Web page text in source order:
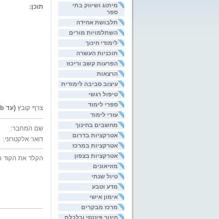
מיתוג ושיווק בתי
ספר
תלבושת אחידה
השתלמויות מורים
לימודי חינוך
תוכניות העשרה
הפרעות קשב וריכוז
הרצאות
עיצוב סביבה לימודית
טיפול רגשי
ספרי לימוד
עזרי לימוד
מחשבים בחינוך
אטרקציות בדרום
אטרקציות במרכז
אטרקציות בצפון
מוזיאונים
טיול שנתי
מדע וטבע
אימון אישי
מרכז מבקרים
חינוך פיננסי וכלכלת
תוכן:
צרף קובץ(עד 200kb)
שם המחבר:
דואר אלקטרוני:
הקלד את הקוד